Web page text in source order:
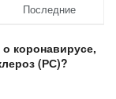
Последние
коронавирусе,
(РС)?